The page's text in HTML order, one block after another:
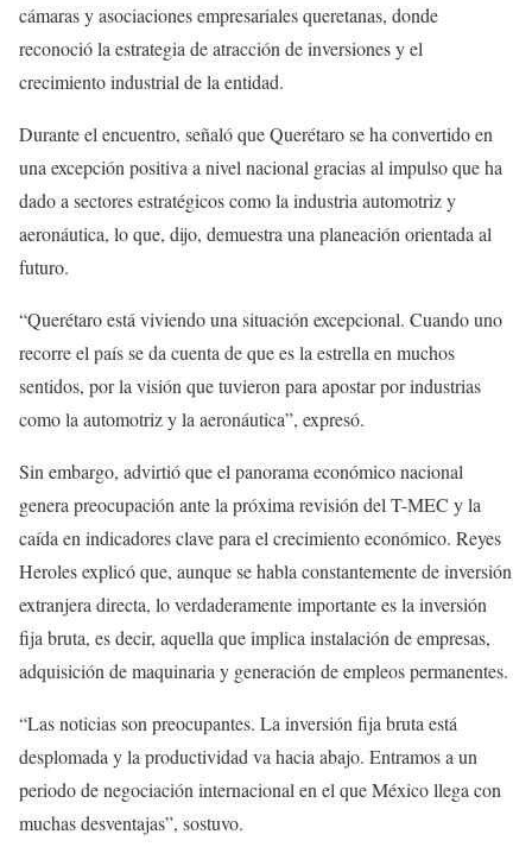
cámaras y asociaciones empresariales queretanas, donde
reconoció la estrategia de atracción de inversiones y el
crecimiento industrial de la entidad.
Durante el encuentro, señaló que Querétaro se ha convertido en
una excepción positiva a nivel nacional gracias al impulso que ha
dado a sectores estratégicos como la industria automotriz y
aeronáutica, lo que, dijo, demuestra una planeación orientada al
futuro.
“Querétaro está viviendo una situación excepcional. Cuando uno
recorre el país se da cuenta de que es la estrella en muchos
sentidos, por la visión que tuvieron para apostar por industrias
como la automotriz y la aeronáutica”, expresó.
Sin embargo, advirtió que el panorama económico nacional
genera preocupación ante la próxima revisión del T-MEC y la
caída en indicadores clave para el crecimiento económico. Reyes
Heroles explicó que, aunque se habla constantemente de inversión
extranjera directa, lo verdaderamente importante es la inversión
fija bruta, es decir, aquella que implica instalación de empresas,
adquisición de maquinaria y generación de empleos permanentes.
“Las noticias son preocupantes. La inversión fija bruta está
desplomada y la productividad va hacia abajo. Entramos a un
periodo de negociación internacional en el que México llega con
muchas desventajas”, sostuvo.